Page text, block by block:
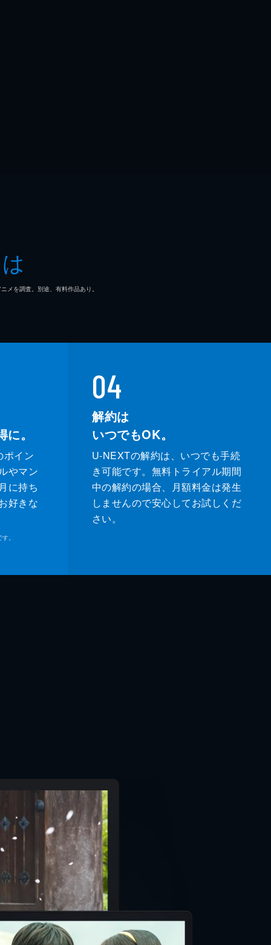
を調査。別途、有料作品あり。
。
ポイン
やマン
に持ち
好きな
。
04
解約は
いつでもOK。
U-NEXTの解約は、いつでも手続
き可能です。無料トライアル期間
中の解約の場合、月額料金は発生
しませんので安心してお試しくだ
さい。